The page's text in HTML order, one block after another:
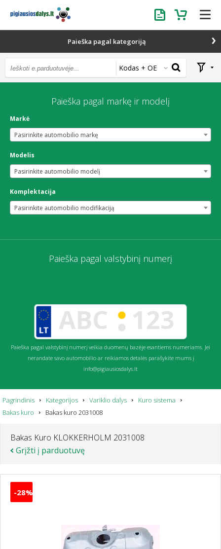
UžklausaKrepšelis
Paieška pagal kategoriją
Kodas + OE
Paieška pagal markę ir modelį
Markė
Pasirinkite automobilio markę
Modelis
Pasirinkite automobilio modelį
Komplektacija
Pasirinkite automobilio modifikaciją
Paieška pagal valstybinį numerį
Paieška pagal valstybinį numerį veikia duomenų bazėje esantiems numeriams. Jei
nerandate savo automobilio ar reikiamos detalės parašykite mums į
info@pigiausiosdalys.lt
Pagrindinis Kategorijos Variklio dalys
Kuro sistema
Bakas kuro
Bakas kuro 2031008
Bakas Kuro KLOKKERHOLM 2031008
Grįžti į parduotuvę
-28%